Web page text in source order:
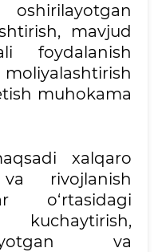
mavjud
foydalanish
muhokama
xalqaro
rivojlanish
o‘rtasidagi
kuchaytirish,
va